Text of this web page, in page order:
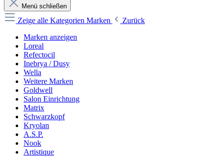
Menü schließen
Zeige alle Kategorien Marken
Zurück
Marken anzeigen
Loreal
Refectocil
Inebrya / Dusy
Wella
Weitere Marken
Goldwell
Salon Einrichtung
Matrix
Schwarzkopf
Kryolan
A.S.P.
Nook
Artistique